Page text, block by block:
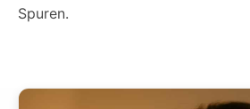
Spuren.